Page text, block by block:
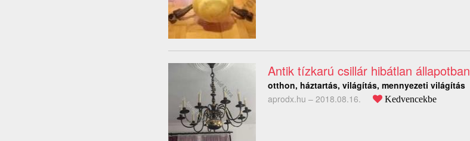
Antik tízkarú csillár hibátlan állapotban
otthon, háztartás, világítás, mennyezeti világítás
aprodx.hu – 2018.08.16. Kedvencekbe